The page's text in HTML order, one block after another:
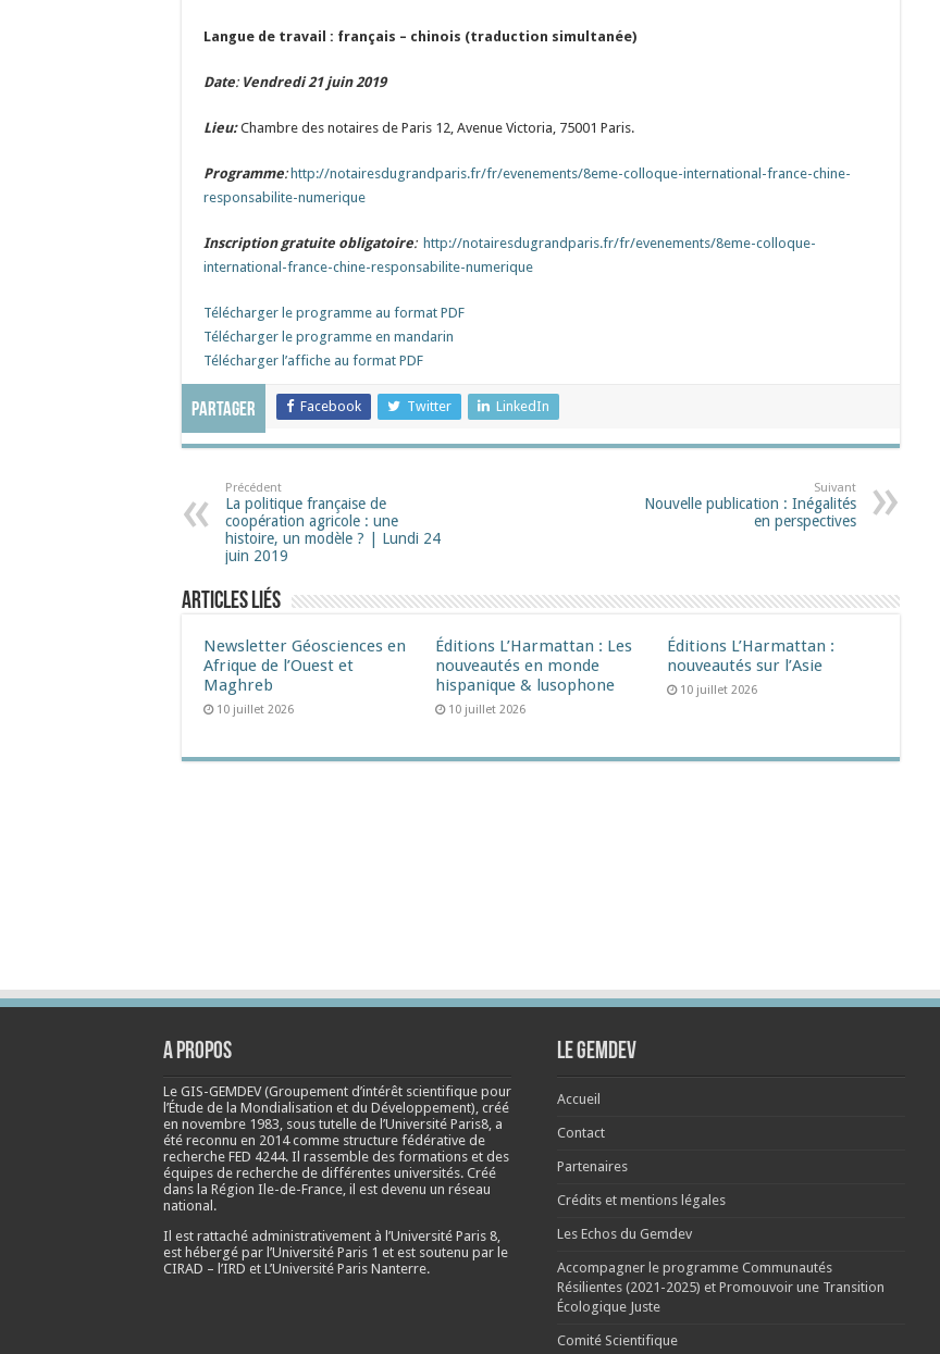
Langue de travail : français – chinois (traduction simultanée)
Date: Vendredi 21 juin 2019
Lieu: Chambre des notaires de Paris 12, Avenue Victoria, 75001 Paris.
Programme: http://notairesdugrandparis.fr/fr/evenements/8eme-colloque-international-france-chine-
responsabilite-numerique
Inscription gratuite obligatoire: http://notairesdugrandparis.fr/fr/evenements/8eme-colloque-
international-france-chine-responsabilite-numerique
Télécharger le programme au format PDF
Télécharger le programme en mandarin
Télécharger l’affiche au format PDF
Partager Facebook Twitter LinkedIn
Précédent
La politique française de
coopération agricole : une
histoire, un modèle ? | Lundi 24
juin 2019
Suivant
Nouvelle publication : Inégalités
en perspectives
Articles liés
Newsletter Géosciences en
Afrique de l’Ouest et
Maghreb
10 juillet 2026
Éditions L’Harmattan : Les
nouveautés en monde
hispanique & lusophone
10 juillet 2026
Éditions L’Harmattan :
nouveautés sur l’Asie
10 juillet 2026
A propos
Le GIS-GEMDEV (Groupement d’intérêt scientifique pour
l’Étude de la Mondialisation et du Développement), créé
en novembre 1983, sous tutelle de l’Université Paris8, a
été reconnu en 2014 comme structure fédérative de
recherche FED 4244. Il rassemble des formations et des
équipes de recherche de différentes universités. Créé
dans la Région Ile-de-France, il est devenu un réseau
national.
Il est rattaché administrativement à l’Université Paris 8,
est hébergé par l’Université Paris 1 et est soutenu par le
CIRAD – l’IRD et L’Université Paris Nanterre.
Le Gemdev
Accueil
Contact
Partenaires
Crédits et mentions légales
Les Echos du Gemdev
Accompagner le programme Communautés
Résilientes (2021-2025) et Promouvoir une Transition
Écologique Juste
Comité Scientifique